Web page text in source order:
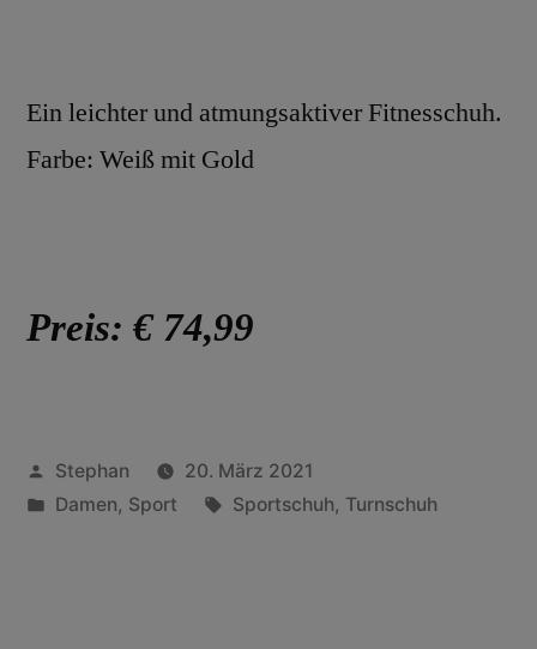
Ein leichter und atmungsaktiver Fitnesschuh.
Farbe: Weiß mit Gold
Preis: € 74,99
Stephan
20. März 2021
Damen, Sport Sportschuh, Turnschuh